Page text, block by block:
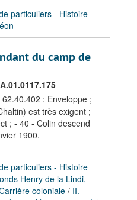
particuliers - Histoire
du camp de
62.40.402 : Enveloppe ;
est très exigent ;
; - 40 - Colin descend
1900.
particuliers - Histoire
Henry de la Lindi,
coloniale/ II.